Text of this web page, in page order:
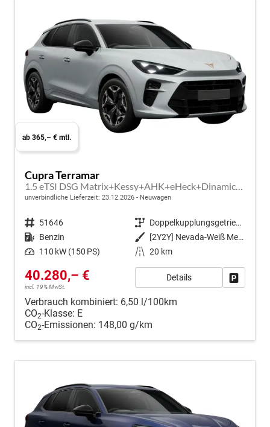
ab 365,– € mtl.
Cupra Terramar
1.5 eTSI DSG Matrix+Kessy+AHK+eHeck+Dinamica+CarPlay+eHeck+GV5
unverbindliche Lieferzeit: 23.12.2026 Neuwagen
Fahrzeugnr. 51646 Getriebe
Doppelkupplungsgetriebe (DSG)
Kraftstoff Benzin Außenfarbe
[2Y2Y] Nevada-Weiß Metallic
Leistung 110 kW (150 PS) Kilometerstand 20 km
40.280,– €
incl. 19% MwSt.
Details
Verbrauch kombiniert: 6,50 l/100km
CO2-Klasse: E
CO2-Emissionen: 148,00 g/km